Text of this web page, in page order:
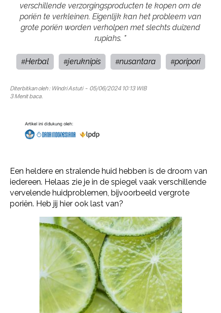
verschillende verzorgingsproducten te kopen om de
poriën te verkleinen. Eigenlijk kan het probleem van
grote poriën worden verholpen met slechts duizend
rupiahs. "
#Herbal #jeruknipis #nusantara #poripori
Diterbitkan oleh : Windri Astuti- 05/06/2024 10:13 WIB
3 Menit baca.
Een heldere en stralende huid hebben is de droom van
iedereen. Helaas zie je in de spiegel vaak verschillende
vervelende huidproblemen, bijvoorbeeld vergrote
poriën. Heb jij hier ook last van?